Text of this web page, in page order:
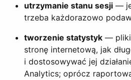
utrzymanie stanu sesji —
trzeba każdorazowo
tworzenie statystyk — pliki
stronę internetową, jak
i dostosowywać jej
Analytics; oprócz